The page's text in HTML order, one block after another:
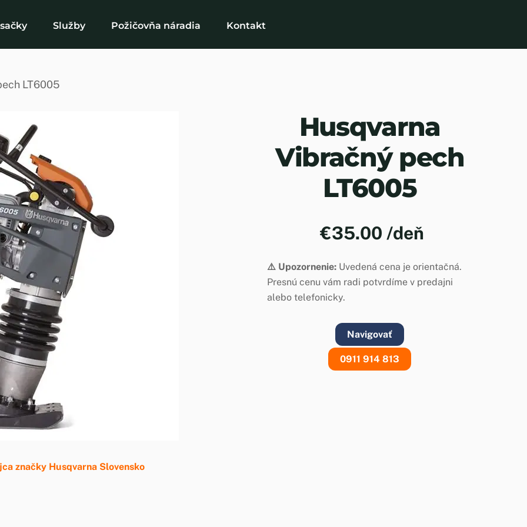
Služby Požičovňa náradia Kontakt
LT6005
značky Husqvarna Slovensko
Husqvarna
Vibračný pech
LT6005
€35.00 /deň
⚠️ Upozornenie:Uvedená cena je orientačná.
Presnú cenu vám radi potvrdíme v predajni
alebo telefonicky.
Navigovať
0911 914 813